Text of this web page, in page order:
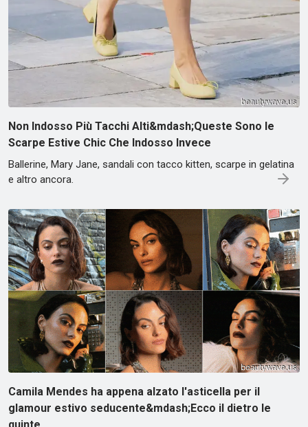
Non Indosso Più Tacchi Alti&mdash;Queste Sono le
Scarpe Estive Chic Che Indosso Invece
Ballerine, Mary Jane, sandali con tacco kitten, scarpe in gelatina
e altro ancora.
Camila Mendes ha appena alzato l'asticella per il
glamour estivo seducente&mdash;Ecco il dietro le